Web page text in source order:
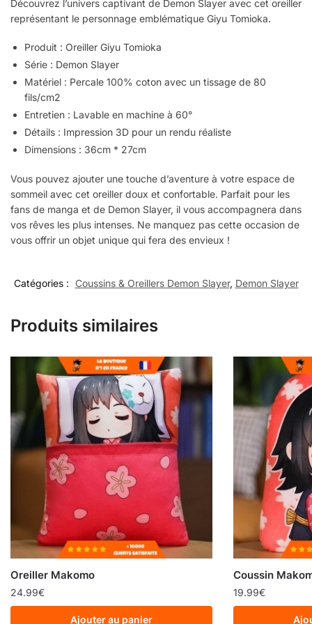
Découvrez l’univers captivant de Demon Slayer avec cet oreiller
représentant le personnage emblématique Giyu Tomioka.
Produit : Oreiller Giyu Tomioka
Série : Demon Slayer
Matériel : Percale 100% coton avec un tissage de 80
fils/cm2
Entretien : Lavable en machine à 60°
Détails : Impression 3D pour un rendu réaliste
Dimensions : 36cm * 27cm
Vous pouvez ajouter une touche d’aventure à votre espace de
sommeil avec cet oreiller doux et confortable. Parfait pour les
fans de manga et de Demon Slayer, il vous accompagnera dans
vos rêves les plus intenses. Ne manquez pas cette occasion de
vous offrir un objet unique qui fera des envieux !
Catégories : Coussins & Oreillers Demon Slayer, Demon Slayer
Produits similaires
Oreiller Makomo
24.99€
Ajouter au panier
Coussin
19.99€